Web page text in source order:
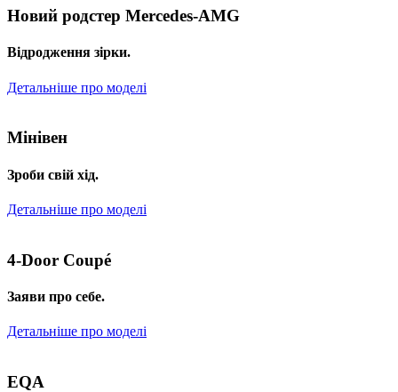
Новий родстер Mercedes-AMG
Відродження зірки.
Детальніше про моделі
Мінівен
Зроби свій хід.
Детальніше про моделі
4-Door Coupé
Заяви про себе.
Детальніше про моделі
EQA